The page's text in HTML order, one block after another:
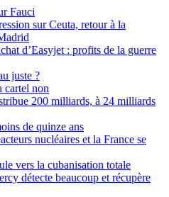
Fauci
sur Ceuta, retour à la
d’Easyjet : profits de la guerre
juste ?
cartel non
200 milliards, à 24 milliards
de quinze ans
nucléaires et la France se
vers la cubanisation totale
détecte beaucoup et récupère